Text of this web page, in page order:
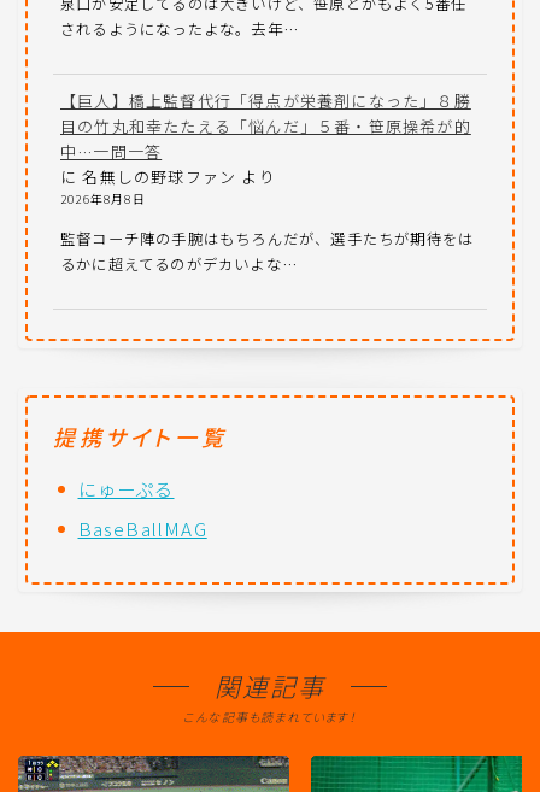
されるようになったよな。去年…
【巨人】橋上監督代行「得点が栄養剤になった」８勝
目の竹丸和幸たたえる「悩んだ」５番・笹原操希が的
中…一問一答
に名無しの野球ファン より
2026年8月8日
監督コーチ陣の手腕はもちろんだが、選手たちが期待をは
るかに超えてるのがデカいよな…
提携サイト一覧
にゅーぷる
BaseBallMAG
関連記事
こんな記事も読まれています！